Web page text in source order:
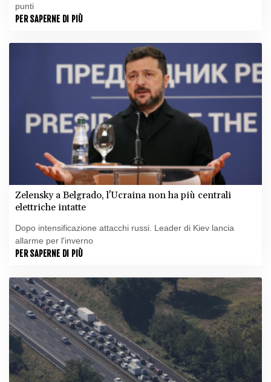
punti
PER SAPERNE DI PIÙ
Zelensky a Belgrado, l'Ucraina non ha più centrali
elettriche intatte
Dopo intensificazione attacchi russi. Leader di Kiev lancia
allarme per l'inverno
PER SAPERNE DI PIÙ